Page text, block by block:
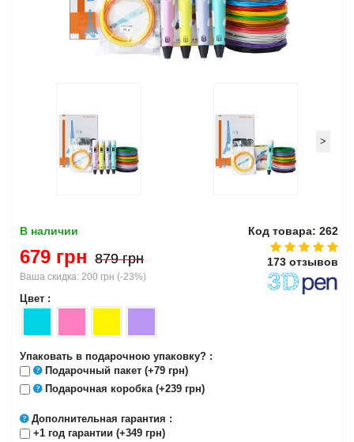
>
В наличии Код товара: 262
173 отзывов
679 грн 879 грн
Ваша скидка: 200 грн (-23%)
Цвет :
Упаковать в подарочною упаковку? :
Подарочный пакет (+79 грн)
Подарочная коробка(+239 грн)
Дополнительная гарантия :
+1 год гарантии (+349 грн)